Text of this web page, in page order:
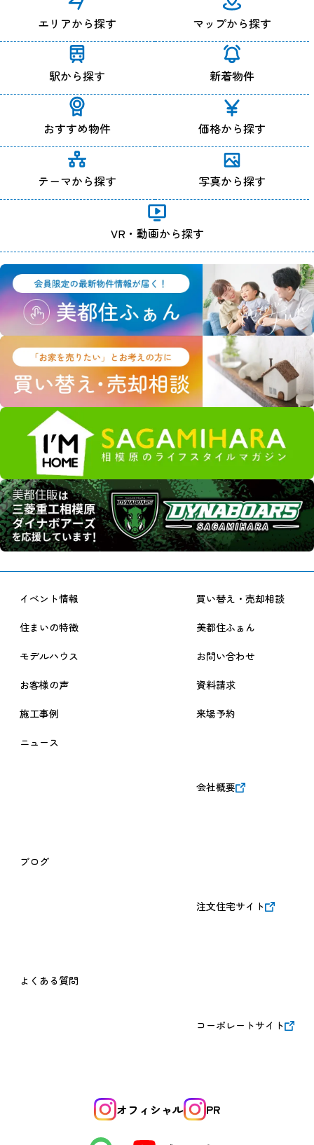
エリアから探す マップから探す
駅から探す 新着物件
おすすめ物件 価格から探す
テーマから探す 写真から探す
VR・動画から探す
イベント情報
住まいの特徴
モデルハウス
お客様の声
施工事例
ニュース
ブログ
よくある質問
買い替え・売却相談
美都住ふぁん
お問い合わせ
資料請求
来場予約
会社概要
注文住宅サイト
コーポレートサイト
オフィシャル PR